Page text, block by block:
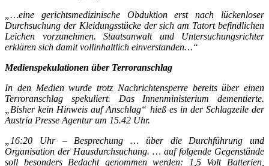
„…eine gerichtsmedizinische Obduktion erst nach lückenloser
Durchsuchung der Kleidungsstücke der sich am Tatort befindlichen
Leichen vorzunehmen. Staatsanwalt und Untersuchungsrichter
erklären sich damit vollinhaltlich einverstanden…“
Medienspekulationen über Terroranschlag
In den Medien wurde trotz Nachrichtensperre bereits über einen
Terroranschlag spekuliert. Das Innenministerium dementierte.
„Bisher kein Hinweis auf Anschlag“ hieß es in der Schlagzeile der
Austria Presse Agentur um 15.42 Uhr.
„16:20 Uhr – Besprechung … über die Durchführung und
Organisation der Hausdurchsuchung. … auf folgende Gegenstände
soll besonders Bedacht genommen werden: 1,5 Volt Batterien,